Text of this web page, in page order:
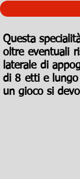
Questa
oltre eventuali
laterale di
di 8 etti e
un gioco si